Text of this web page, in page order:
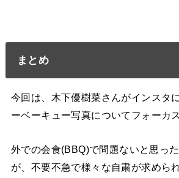
まとめ
今回は、木下優樹菜さんがインスタ
ーベーキュー写真についてフォーカ
外での会食(BBQ)で問題ないと思っ
が、不要不急で様々な自粛が求めら